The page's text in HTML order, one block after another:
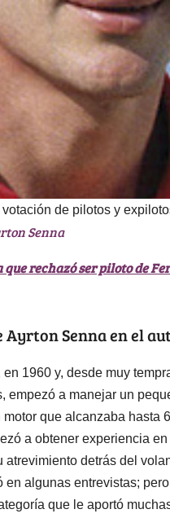
de pilotos y
Senna
rechazó ser piloto de
Senna en el
1960 y, desde muy
empezó a manejar un
que alcanzaba hasta
a obtener experiencia
detrás del
algunas entrevistas;
que le aportó